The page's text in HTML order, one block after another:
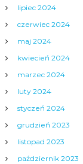
lipiec 2024
czerwiec 2024
maj 2024
kwiecień 2024
marzec 2024
luty 2024
styczeń 2024
grudzień 2023
listopad 2023
październik 2023